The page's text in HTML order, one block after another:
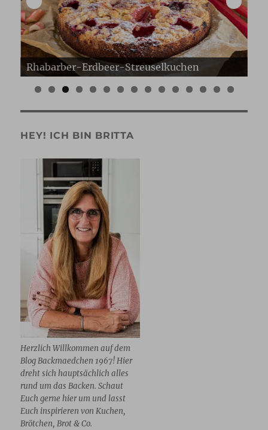
Erdbeer Gugelhupf
0 1 2 3 4 5
HEY! ICH BIN BRITTA
Herzlich Willkommen auf dem
Blog Backmaedchen 1967! Hier
dreht sich hauptsächlich alles
rund um das Backen. Schaut
Euch gerne hier um und lasst
Euch inspirieren von Kuchen,
Brötchen, Brot & Co.